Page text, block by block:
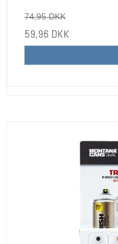
74,95 DKK
59,96 DKK